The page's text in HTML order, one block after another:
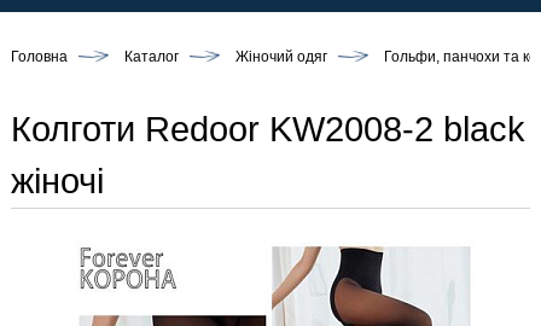
Головна Каталог Жіночий одяг Гольфи, панчохи та
Колготи Redoor KW2008-2 black
жіночі